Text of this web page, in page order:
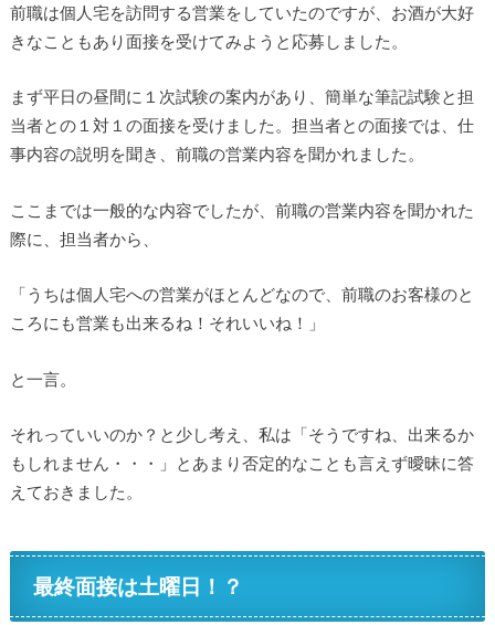
前職は個人宅を訪問する営業をしていたのですが、お酒が大好
きなこともあり面接を受けてみようと応募しました。
まず平日の昼間に１次試験の案内があり、簡単な筆記試験と担
当者との１対１の面接を受けました。担当者との面接では、仕
事内容の説明を聞き、前職の営業内容を聞かれました。
ここまでは一般的な内容でしたが、前職の営業内容を聞かれた
際に、担当者から、
「うちは個人宅への営業がほとんどなので、前職のお客様のと
ころにも営業も出来るね！それいいね！」
と一言。
それっていいのか？と少し考え、私は「そうですね、出来るか
もしれません・・・」とあまり否定的なことも言えず曖昧に答
えておきました。
最終面接は土曜日！？